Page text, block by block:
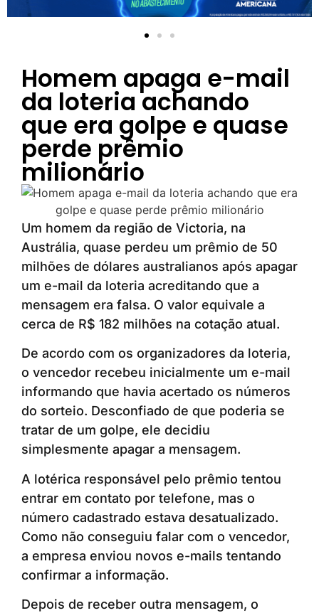
Homem apaga e-mail
da loteria achando
que era golpe e quase
perde prêmio
milionário
Um homem da região de Victoria, na
Austrália, quase perdeu um prêmio de 50
milhões de dólares australianos após apagar
um e-mail da loteria acreditando que a
mensagem era falsa. O valor equivale a
cerca de R$ 182 milhões na cotação atual.
De acordo com os organizadores da loteria,
o vencedor recebeu inicialmente um e-mail
informando que havia acertado os números
do sorteio. Desconfiado de que poderia se
tratar de um golpe, ele decidiu
simplesmente apagar a mensagem.
A lotérica responsável pelo prêmio tentou
entrar em contato por telefone, mas o
número cadastrado estava desatualizado.
Como não conseguiu falar com o vencedor,
a empresa enviou novos e-mails tentando
confirmar a informação.
Depois de receber outra mensagem, o